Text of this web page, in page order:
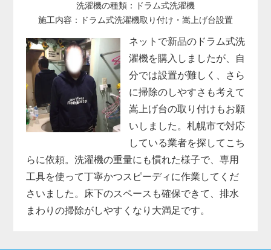
洗濯機の種類：ドラム式洗濯機
施工内容：ドラム式洗濯機取り付け・嵩上げ台設置
ネットで新品のドラム式洗
濯機を購入しましたが、自
分では設置が難しく、さら
に掃除のしやすさも考えて
嵩上げ台の取り付けもお願
いしました。札幌市で対応
している業者を探してこち
らに依頼。洗濯機の重量にも慣れた様子で、専用
工具を使って丁寧かつスピーディに作業してくだ
さいました。床下のスペースも確保できて、排水
まわりの掃除がしやすくなり大満足です。